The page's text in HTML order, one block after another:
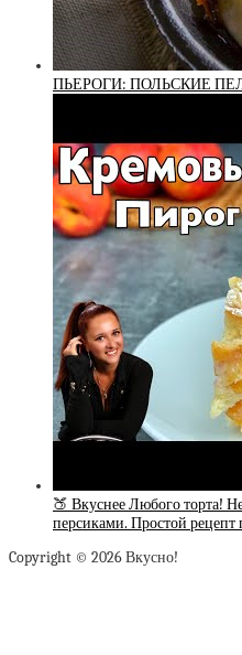
ПЬЕРОГИ: ПОЛЬСКИЕ
🍑 Вкуснее Любого торта!
персиками. Простой рецепт
Copyright © 2026 Вкусно!